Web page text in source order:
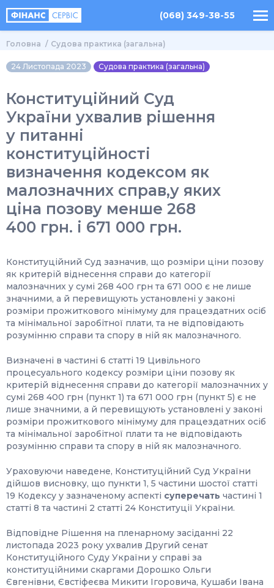
(068) 349-38-55
Головна Судова практика (загальна)
24 Листопада 2023 Судова практика (загальна)
Конституційний Суд
України ухвалив рішення
у питанні
конституційності
визначення кодексом як
малозначних справ,у яких
ціна позову менше 268
400 грн. і 671 000 грн.
Конституційний Суд зазначив, що розміри ціни позову
як критерій віднесення справи до категорії
малозначних у сумі 268 400 грн та 671 000 є не лише
значними, а й перевищують установлені у законі
розміри прожиткового мінімуму для працездатних осіб
та мінімальної заробітної плати, та не відповідають
розумінню справи та спору в ній як малозначного.
Визначені в частині 6 статті 19 Цивільного
процесуального кодексу розміри ціни позову як
критерій віднесення справи до категорії малозначних у
сумі 268 400 грн (пункт 1) та 671 000 грн (пункт 5) є не
лише значними, а й перевищують установлені у законі
розміри прожиткового мінімуму для працездатних осіб
та мінімальної заробітної плати та не відповідають
розумінню справи та спору в ній як малозначного.
Ураховуючи наведене, Конституційний Суд України
дійшов висновку, що пункти 1, 5 частини шостої статті
19 Кодексу у зазначеному аспекті суперечать частині 1
статті 8 та частині 2 статті 24 Конституції України.
Відповідне Рішення на пленарному засіданні 22
листопада 2023 року ухвалив Другий сенат
Конституційного Суду України у справі за
конституційними скаргами Дорошко Ольги
Євгенівни, Євстіфеєва Микити Ігоровича, Кушаби Івана